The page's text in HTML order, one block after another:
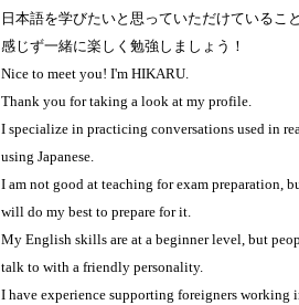
日本語を学びたいと思っていただけているこ
感じず一緒に楽しく勉強しましょう！
Nice to meet you! I'm HIKARU.
Thank you for taking a look at my profile.
I specialize in practicing conversations used in
using Japanese.
I am not good at teaching for exam preparation,
will do my best to prepare for it.
My English skills are at a beginner level, but
talk to with a friendly personality.
I have experience supporting foreigners working